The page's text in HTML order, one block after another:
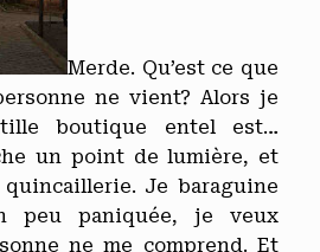
Merde. Qu’est ce que
ne vient? Alors je
boutique entel est…
un point de lumière, et
Je baraguine
peu paniquée, je veux
ne me comprend. Et